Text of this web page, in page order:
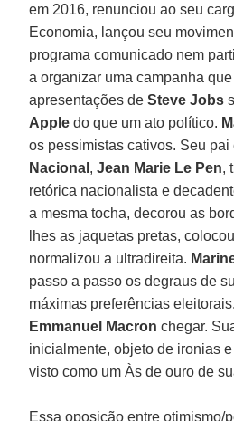
em 2016, renunciou ao seu
Economia, lançou seu
programa comunicado nem
a organizar uma campanha
apresentações deSteve Jobs
Apple do que um ato político.
os pessimistas cativos. Seu pai
Nacional ,Jean Marie Le Pen,
retórica nacionalista e
a mesma tocha, decorou as
lhes as jaquetas pretas,
normalizou a ultradireita.
passo a passo os degraus de
máximas preferências
Emmanuel Macron chegar.
inicialmente, objeto de ironias
visto como um Às de ouro de
Essa oposição entre otimismo/